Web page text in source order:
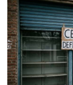
RT@caortega64:
presente y es
Consenso
La crisis en el